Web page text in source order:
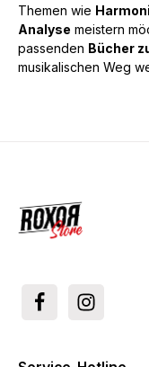
Themen wie
Analyse meistern
passenden Bücher
musikalischen Weg